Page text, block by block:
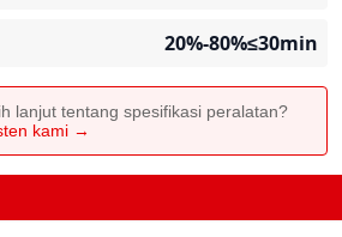
20%-80%≤30min
lanjut tentang spesifikasi peralatan?
kami →